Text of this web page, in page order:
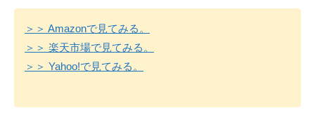
＞＞ Amazonで見てみる。
＞＞ 楽天市場で見てみる。
＞＞ Yahoo!で見てみる。